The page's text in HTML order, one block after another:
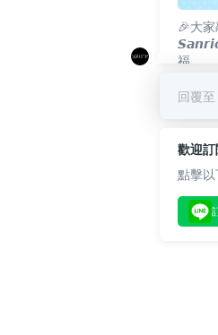
🎉大
福
回覆
歡迎
點擊